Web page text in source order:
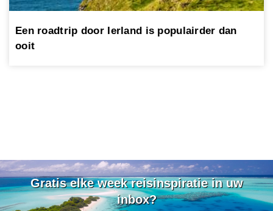
Een roadtrip door Ierland is populairder dan
ooit
Gratis elke week reisinspiratie in uw
inbox?